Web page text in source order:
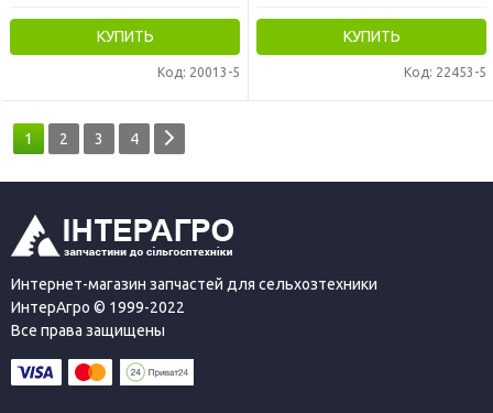
КУПИТЬ
Код: 20013-5
КУПИТЬ
Код: 22453-5
1 2 3 4
Интернет-магазин запчастей для сельхозтехники
ИнтерАгро © 1999-2022
Все права защищены